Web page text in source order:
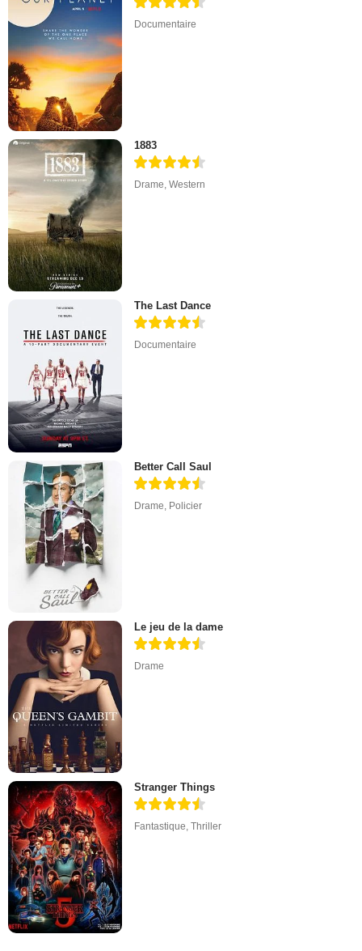
Documentaire
1883
Drame,Western
The Last Dance
Documentaire
Better Call Saul
Drame Policier
Le jeu de la dame
Drame
Stranger Things
Fantastique,Thriller